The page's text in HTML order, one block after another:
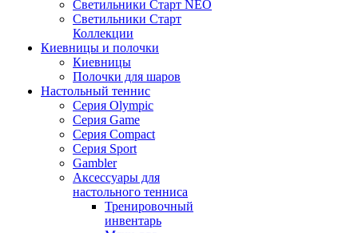
Светильники Старт NEO
Светильники Старт
Коллекции
Киевницы и полочки
Киевницы
Полочки для шаров
Настольный теннис
Серия Olympic
Серия Game
Серия Compact
Серия Sport
Gambler
Аксессуары для
настольного тенниса
Тренировочный
инвентарь